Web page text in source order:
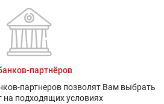
партнёров
партнеров позволят Вам выбрать
на подходящих условиях